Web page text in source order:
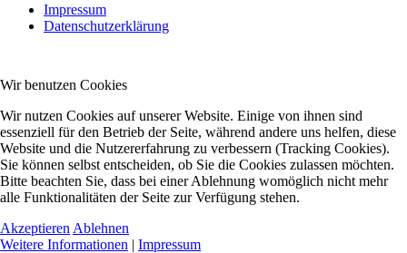
Impressum
Datenschutzerklärung
Wir benutzen Cookies
Wir nutzen Cookies auf unserer Website. Einige von ihnen sind
essenziell für den Betrieb der Seite, während andere uns helfen, diese
Website und die Nutzererfahrung zu verbessern (Tracking Cookies).
Sie können selbst entscheiden, ob Sie die Cookies zulassen möchten.
Bitte beachten Sie, dass bei einer Ablehnung womöglich nicht mehr
alle Funktionalitäten der Seite zur Verfügung stehen.
Akzeptieren Ablehnen
Weitere Informationen | Impressum